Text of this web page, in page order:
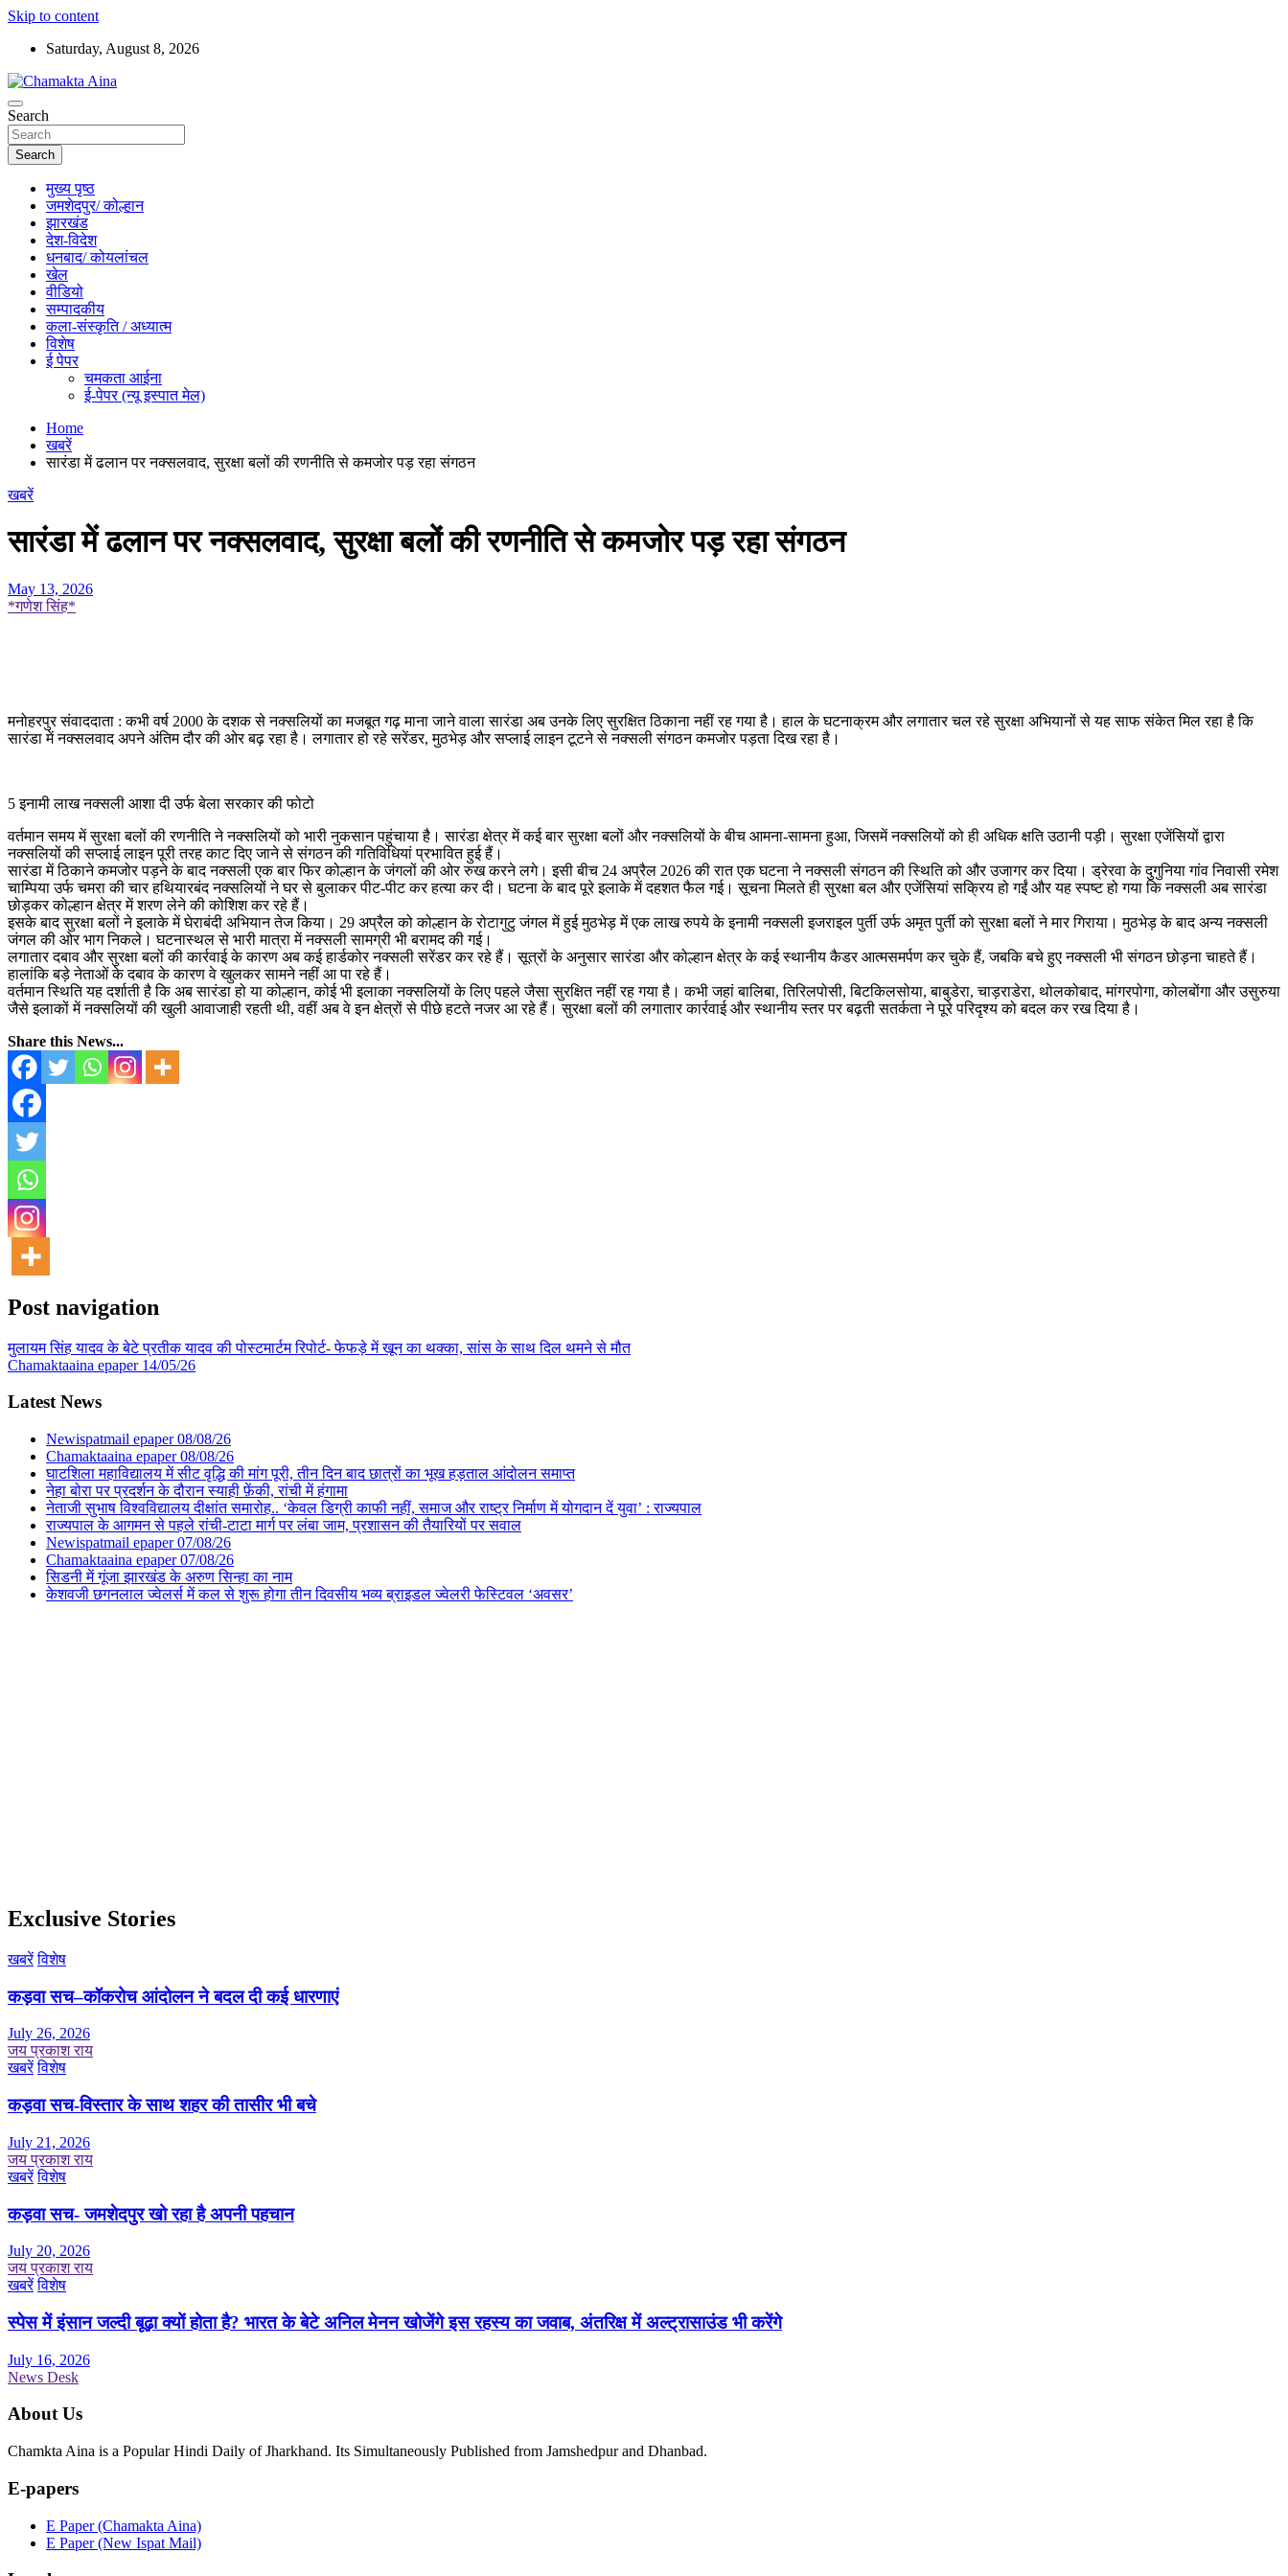
Skip to content
Saturday, August 8, 2026
Chamakta Aina
Hindi News Paper – Jharkhand
Search
Search
मुख्य पृष्ठ
जमशेदपुर/ कोल्हान
झारखंड
देश-विदेश
धनबाद/ कोयलांचल
खेल
वीडियो
सम्पादकीय
कला-संस्कृति / अध्यात्म
विशेष
ई पेपर
चमकता आईना
ई-पेपर (न्यू इस्पात मेल)
Home
खबरें
सारंडा में ढलान पर नक्सलवाद, सुरक्षा बलों की रणनीति से कमजोर पड़ रहा संगठन
खबरें
सारंडा में ढलान पर नक्सलवाद, सुरक्षा बलों की रणनीति से कमजोर पड़ रहा संगठन
May 13, 2026
*गणेश सिंह*
मनोहरपुर संवाददाता : कभी वर्ष 2000 के दशक से नक्सलियों का मजबूत गढ़ माना जाने वाला सारंडा अब उनके लिए सुरक्षित ठिकाना नहीं रह गया है। हाल के घटनाक्रम और लगातार चल रहे सुरक्षा अभियानों से यह साफ संकेत मिल रहा है कि
सारंडा में नक्सलवाद अपने अंतिम दौर की ओर बढ़ रहा है। लगातार हो रहे सरेंडर, मुठभेड़ और सप्लाई लाइन टूटने से नक्सली संगठन कमजोर पड़ता दिख रहा है।
5 इनामी लाख नक्सली आशा दी उर्फ बेला सरकार की फोटो
वर्तमान समय में सुरक्षा बलों की रणनीति ने नक्सलियों को भारी नुकसान पहुंचाया है। सारंडा क्षेत्र में कई बार सुरक्षा बलों और नक्सलियों के बीच आमना-सामना हुआ, जिसमें नक्सलियों को ही अधिक क्षति उठानी पड़ी। सुरक्षा एजेंसियों द्वारा
नक्सलियों की सप्लाई लाइन पूरी तरह काट दिए जाने से संगठन की गतिविधियां प्रभावित हुई हैं।
सारंडा में ठिकाने कमजोर पड़ने के बाद नक्सली एक बार फिर कोल्हान के जंगलों की ओर रुख करने लगे। इसी बीच 24 अप्रैल 2026 की रात एक घटना ने नक्सली संगठन की स्थिति को और उजागर कर दिया। ड्रेरवा के दुगुनिया गांव निवासी रमेश
चाम्पिया उर्फ चमरा की चार हथियारबंद नक्सलियों ने घर से बुलाकर पीट-पीट कर हत्या कर दी। घटना के बाद पूरे इलाके में दहशत फैल गई। सूचना मिलते ही सुरक्षा बल और एजेंसियां सक्रिय हो गईं और यह स्पष्ट हो गया कि नक्सली अब सारंडा
छोड़कर कोल्हान क्षेत्र में शरण लेने की कोशिश कर रहे हैं।
इसके बाद सुरक्षा बलों ने इलाके में घेराबंदी अभियान तेज किया। 29 अप्रैल को कोल्हान के रोटागुटु जंगल में हुई मुठभेड़ में एक लाख रुपये के इनामी नक्सली इजराइल पुर्ती उर्फ अमृत पुर्ती को सुरक्षा बलों ने मार गिराया। मुठभेड़ के बाद अन्य नक्सली
जंगल की ओर भाग निकले। घटनास्थल से भारी मात्रा में नक्सली सामग्री भी बरामद की गई।
लगातार दबाव और सुरक्षा बलों की कार्रवाई के कारण अब कई हार्डकोर नक्सली सरेंडर कर रहे हैं। सूत्रों के अनुसार सारंडा और कोल्हान क्षेत्र के कई स्थानीय कैडर आत्मसमर्पण कर चुके हैं, जबकि बचे हुए नक्सली भी संगठन छोड़ना चाहते हैं।
हालांकि बड़े नेताओं के दबाव के कारण वे खुलकर सामने नहीं आ पा रहे हैं।
वर्तमान स्थिति यह दर्शाती है कि अब सारंडा हो या कोल्हान, कोई भी इलाका नक्सलियों के लिए पहले जैसा सुरक्षित नहीं रह गया है। कभी जहां बालिबा, तिरिलपोसी, बिटकिलसोया, बाबुडेरा, चाड़राडेरा, थोलकोबाद, मांगरपोगा, कोलबोंगा और उसुरुया
जैसे इलाकों में नक्सलियों की खुली आवाजाही रहती थी, वहीं अब वे इन क्षेत्रों से पीछे हटते नजर आ रहे हैं। सुरक्षा बलों की लगातार कार्रवाई और स्थानीय स्तर पर बढ़ती सतर्कता ने पूरे परिदृश्य को बदल कर रख दिया है।
Share this News...
Post navigation
मुलायम सिंह यादव के बेटे प्रतीक यादव की पोस्टमार्टम रिपोर्ट- फेफड़े में खून का थक्का, सांस के साथ दिल थमने से मौत
Chamaktaaina epaper 14/05/26
Latest News
Newispatmail epaper 08/08/26
Chamaktaaina epaper 08/08/26
घाटशिला महाविद्यालय में सीट वृद्धि की मांग पूरी, तीन दिन बाद छात्रों का भूख हड़ताल आंदोलन समाप्त
नेहा बोरा पर प्रदर्शन के दौरान स्याही फ़ेंकी, रांची में हंगामा
नेताजी सुभाष विश्वविद्यालय दीक्षांत समारोह.. ‘केवल डिग्री काफी नहीं, समाज और राष्ट्र निर्माण में योगदान दें युवा’ : राज्यपाल
राज्यपाल के आगमन से पहले रांची-टाटा मार्ग पर लंबा जाम, प्रशासन की तैयारियों पर सवाल
Newispatmail epaper 07/08/26
Chamaktaaina epaper 07/08/26
सिडनी में गूंजा झारखंड के अरुण सिन्हा का नाम
केशवजी छगनलाल ज्वेलर्स में कल से शुरू होगा तीन दिवसीय भव्य ब्राइडल ज्वेलरी फेस्टिवल ‘अवसर’
Exclusive Stories
खबरें विशेष
कड़वा सच–कॉकरोच आंदोलन ने बदल दी कई धारणाएं
July 26, 2026
जय प्रकाश राय
खबरें विशेष
कड़वा सच-विस्तार के साथ शहर की तासीर भी बचे
July 21, 2026
जय प्रकाश राय
खबरें विशेष
कड़वा सच- जमशेदपुर खो रहा है अपनी पहचान
July 20, 2026
जय प्रकाश राय
खबरें विशेष
स्पेस में इंसान जल्दी बूढ़ा क्यों होता है? भारत के बेटे अनिल मेनन खोजेंगे इस रहस्य का जवाब, अंतरिक्ष में अल्ट्रासाउंड भी करेंगे
July 16, 2026
News Desk
About Us
Chamkta Aina is a Popular Hindi Daily of Jharkhand. Its Simultaneously Published from Jamshedpur and Dhanbad.
E-papers
E Paper (Chamakta Aina)
E Paper (New Ispat Mail)